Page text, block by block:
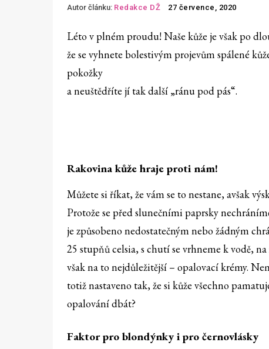
Autor článku: Redakce DŽ 27 července, 2020
Léto v plném proudu! Naše kůže je však po
že se vyhnete bolestivým projevům spálené
pokožky
a neuštědříte jí tak další „ránu pod pás“.
Rakovina kůže hraje proti nám!
Můžete si říkat, že vám se to nestane, avšak
Protože se před slunečními paprsky
je způsobeno nedostatečným nebo žádným
25 stupňů celsia, s chutí se vrhneme k vodě,
však na to nejdůležitější – opalovací krémy.
totiž nastaveno tak, že si kůže všechno
opalování dbát?
Faktor pro blondýnky i pro černovlásky